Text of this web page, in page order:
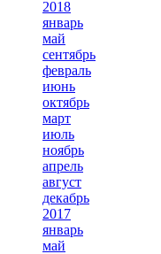
2018
январь
май
сентябрь
февраль
июнь
октябрь
март
июль
ноябрь
апрель
август
декабрь
2017
январь
май